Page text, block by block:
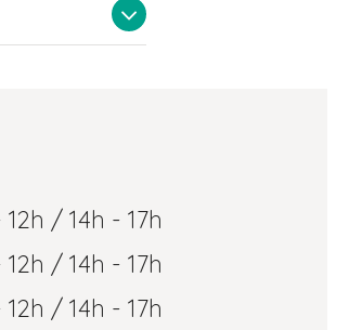
/ 14h - 17h
/ 14h - 17h
/ 14h - 17h